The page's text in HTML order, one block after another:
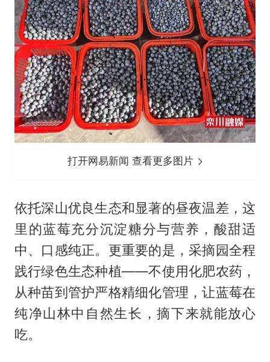
打开网易新闻 查看更多图片
依托深山优良生态和显著的昼夜温差，这
里的蓝莓充分沉淀糖分与营养，酸甜适
中、口感纯正。更重要的是，采摘园全程
践行绿色生态种植——不使用化肥农药，
从种苗到管护严格精细化管理，让蓝莓在
纯净山林中自然生长，摘下来就能放心
吃。